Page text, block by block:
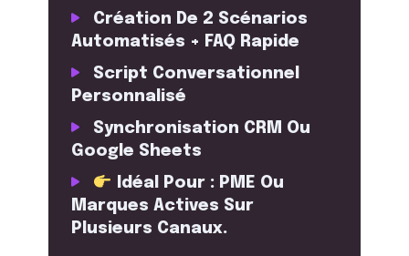
Création De 2 Scénarios
Automatisés + FAQ Rapide
Script Conversationnel
Personnalisé
Synchronisation CRM Ou
Google Sheets
Idéal Pour : PME Ou
Marques Actives Sur
Plusieurs Canaux.